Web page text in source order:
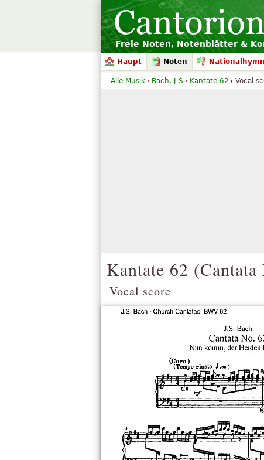
Freie Noten, Notenblätter &
Haupt Noten
Kantate 62 (
Vocal score
Alle Musik Bach, J S Kantate 62 Vocal